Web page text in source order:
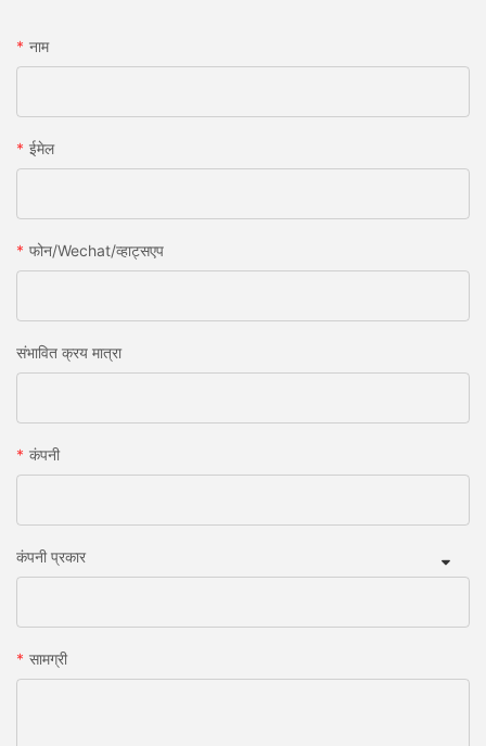
नाम
ईमेल
फोन/wechat/व्हाट्सएप
संभावित क्रय मात्रा
कंपनी
कंपनी प्रकार
सामग्री